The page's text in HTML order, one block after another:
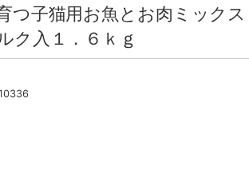
子猫用お魚とお肉ミックス
ク入１．６ｋｇ